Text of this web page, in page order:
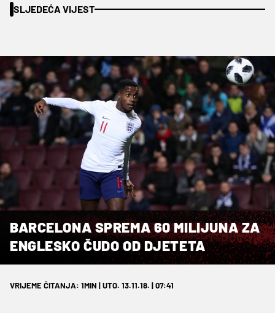
SLJEDEĆA VIJEST
BARCELONA SPREMA 60 MILIJUNA ZA
ENGLESKO ČUDO OD DJETETA
VRIJEME ČITANJA: 1MIN | UTO. 13.11.18. | 07:41